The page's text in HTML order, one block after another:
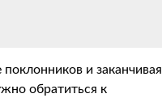
и заканчивая
обратиться к